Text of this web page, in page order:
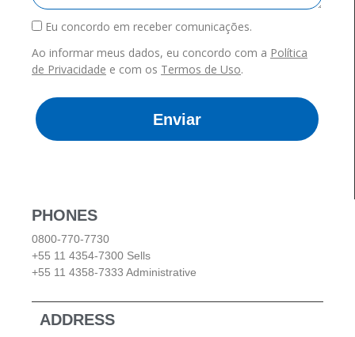
Eu concordo em receber comunicações.
Ao informar meus dados, eu concordo com a Política
de Privacidade e com os Termos de Uso.
Enviar
PHONES
0800-770-7730
+55 11 4354-7300 Sells
+55 11 4358-7333 Administrative
ADDRESS